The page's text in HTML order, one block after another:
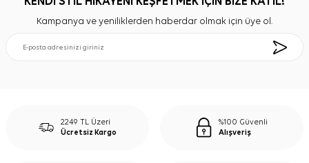
Kampanya ve yeniliklerden haberdar olmak için üye ol.
2249 TL Üzeri
Ücretsiz Kargo
%100 Güvenli
Alışveriş